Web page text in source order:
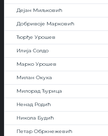
Дејан Миљковић
Добривоје Марковић
Ђорђе Урошев
Илија Солдо
Марко Урошев
Милан Окука
Милорад Ђурица
Ненад Родић
Никола Будић
Петар Обркнежевић